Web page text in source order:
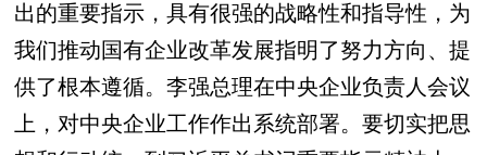
出的重要指示，具有很强的战略性和指导性，为
我们推动国有企业改革发展指明了努力方向、提
供了根本遵循。李强总理在中央企业负责人会议
上，对中央企业工作作出系统部署。要切实把思